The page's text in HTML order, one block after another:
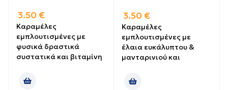
3.50 €
Καραμέλες
εμπλουτισμένες με
φυσικά δραστικά
συστατικά και βιταμίνη
3.50 €
Καραμέλες
εμπλουτισμένες με
έλαια ευκάλυπτου &
μανταρινιού και